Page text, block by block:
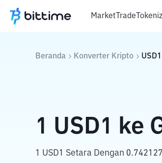
MarketTrade
Beranda Konverter Kripto USD1
1 USD1 ke
1 USD1 Setara Dengan